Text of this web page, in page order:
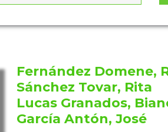
Fernández Domene,
Sánchez Tovar, Rita
Lucas Granados,
García Antón, José